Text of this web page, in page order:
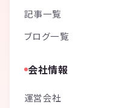
記事一覧
ブログ一覧
会社情報
運営会社